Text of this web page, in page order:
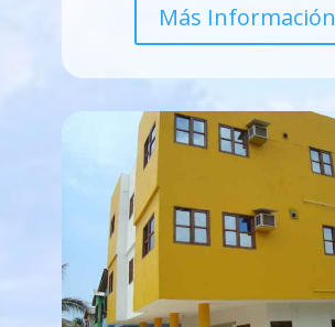
Más Información